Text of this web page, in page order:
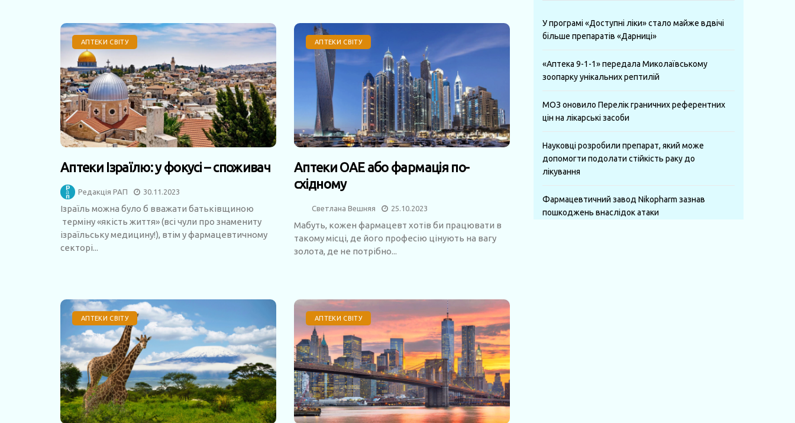
АПТЕКИ СВІТУ
Аптеки Ізраїлю: у фокусі – споживач
Редакція РАП 30.11.2023
Ізраїль можна було б вважати батьківщиною
терміну «якість життя» (всі чули про знамениту
ізраїльську медицину!), втім у фармацевтичному
секторі...
АПТЕКИ СВІТУ
Аптеки ОАЕ або фармація по-
східному
Светлана Вешняя 25.10.2023
Мабуть, кожен фармацевт хотів би працювати в
такому місці, де його професію цінують на вагу
золота, де не потрібно...
АПТЕКИ СВІТУ АПТЕКИ СВІТУ
У програмі «Доступні ліки» стало майже вдвічі
більше препаратів «Дарниці»
«Аптека 9-1-1» передала Миколаївському
зоопарку унікальних рептилій
МОЗ оновило Перелік граничних референтних
цін на лікарські засоби
Науковці розробили препарат, який може
допомогти подолати стійкість раку до
лікування
Фармацевтичний завод Nikopharm зазнав
пошкоджень внаслідок атаки